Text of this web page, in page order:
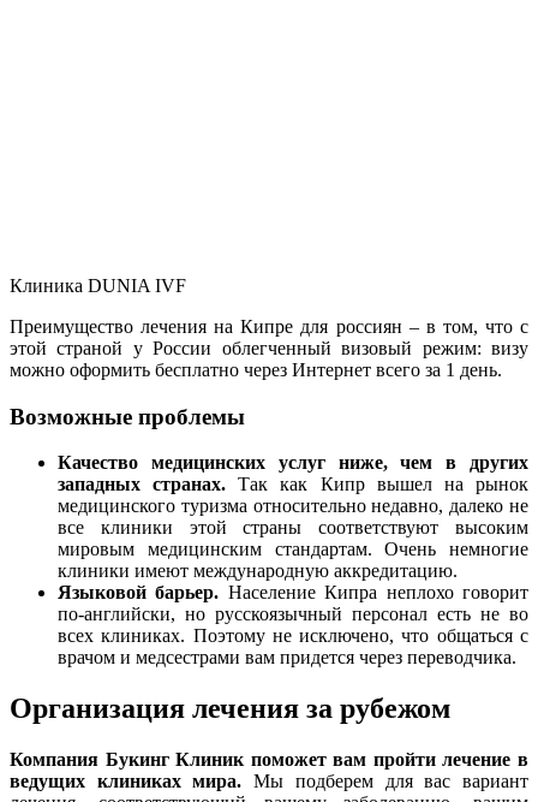
Клиника DUNIA IVF
Преимущество лечения на Кипре для россиян – в том, что с
этой страной у России облегченный визовый режим: визу
можно оформить бесплатно через Интернет всего за 1 день.
Возможные проблемы
Качество медицинских услуг ниже, чем в других
западных странах. Так как Кипр вышел на рынок
медицинского туризма относительно недавно, далеко не
все клиники этой страны соответствуют высоким
мировым медицинским стандартам. Очень немногие
клиники имеют международную аккредитацию.
Языковой барьер. Население Кипра неплохо говорит
по-английски, но русскоязычный персонал есть не во
всех клиниках. Поэтому не исключено, что общаться с
врачом и медсестрами вам придется через переводчика.
Организация лечения за рубежом
Компания Букинг Клиник поможет вам пройти лечение в
ведущих клиниках мира. Мы подберем для вас вариант